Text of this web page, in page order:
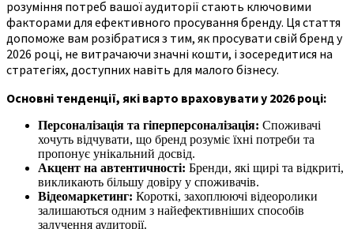
розуміння потреб вашої аудиторії стають ключовими
факторами для ефективного просування бренду. Ця стаття
допоможе вам розібратися з тим, як просувати свій бренд у
2026 році, не витрачаючи значні кошти, і зосередитися на
стратегіях, доступних навіть для малого бізнесу.
Основні тенденції, які варто враховувати у 2026 році:
Персоналізація та гіперперсоналізація: Споживачі
хочуть відчувати, що бренд розуміє їхні потреби та
пропонує унікальний досвід.
Акцент на автентичності: Бренди, які щирі та відкриті,
викликають більшу довіру у споживачів.
Відеомаркетинг: Короткі, захоплюючі відеоролики
залишаються одним з найефективніших способів
залучення аудиторії.